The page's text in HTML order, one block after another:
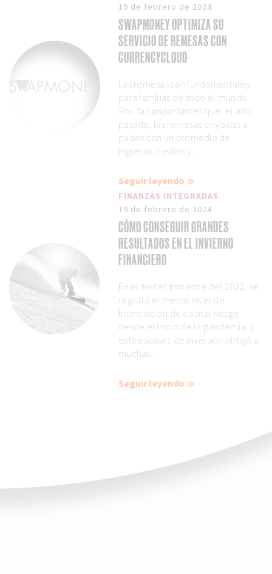
19 de febrero de 2024
SWAPMONEY OPTIMIZA SU
SERVICIO DE REMESAS CON
CURRENCYCLOUD
Las remesas son fundamentales
para familias de todo el mundo.
Son tan importantes que, el año
pasado, las remesas enviadas a
países con un promedio de
ingresos medios y...
Seguir leyendo
FINANZAS INTEGRADAS
19 de febrero de 2024
CÓMO CONSEGUIR GRANDES
RESULTADOS EN EL INVIERNO
FINANCIERO
En el tercer trimestre del 2022, se
registró el menor nivel de
financiación de capital riesgo
desde el inicio de la pandemia, y
esta escasez de inversión obligó a
muchas...
Seguir leyendo